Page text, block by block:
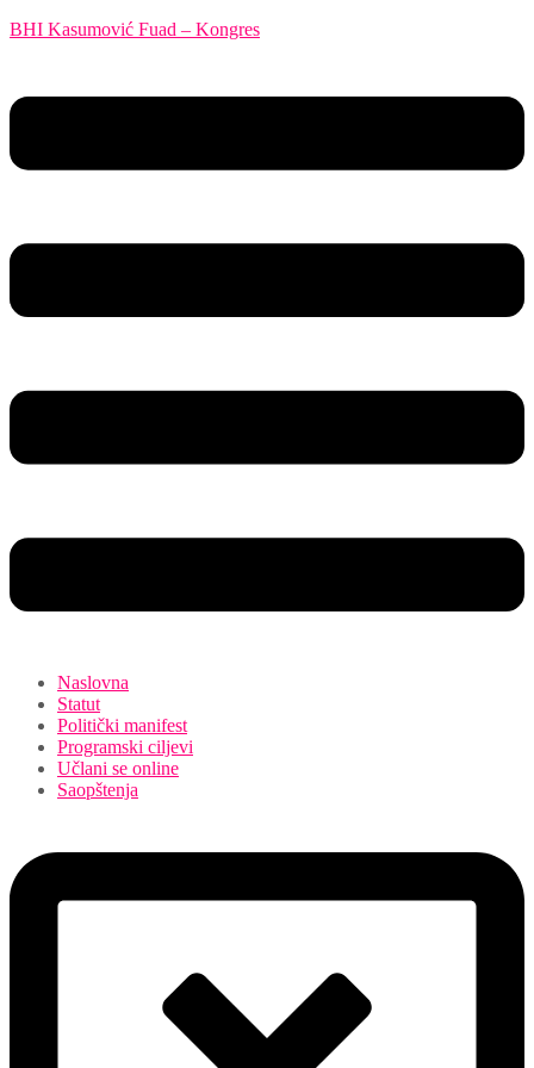
BHI Kasumović Fuad – Kongres
Naslovna
Statut
Politički manifest
Programski ciljevi
Učlani se online
Saopštenja